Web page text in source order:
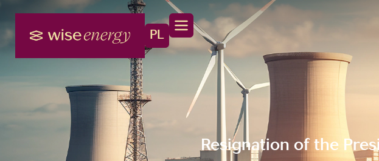
PL
Resignation of the